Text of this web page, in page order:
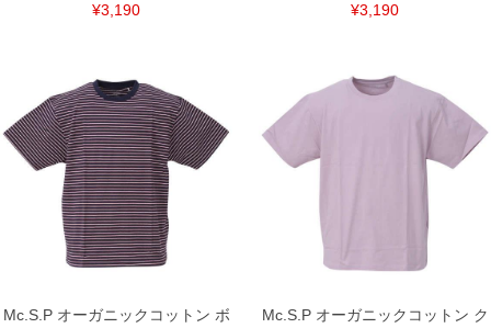
いている、極端なデザインが施されている等)
※当店での掲載商品は、実店鋪と在庫を共用しておりますので店頭での売り違い、店
舗からのお取り寄せ等により、お客様にご迷惑をお掛けしてしまう場合がございま
す。そのようなことがない様最大限に努めておりますが、もしあった場合速やかにご
連絡させて頂きますので予めご了承ください。
¥3,190
¥3,190
Mc.S.P オーガニックコットン ボ Mc.S.P オーガニックコットン ク